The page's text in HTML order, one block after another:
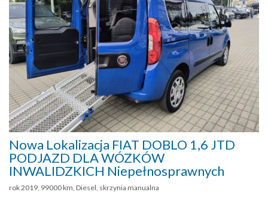
Nowa Lokalizacja FIAT DOBLO 1,6 JTD
PODJAZD DLA WÓZKÓW
INWALIDZKICH Niepełnosprawnych
rok 2019, 99000 km, Diesel, skrzynia manualna